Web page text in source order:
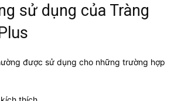
sử dụng của Tràng
được sử dụng cho những trường hợp